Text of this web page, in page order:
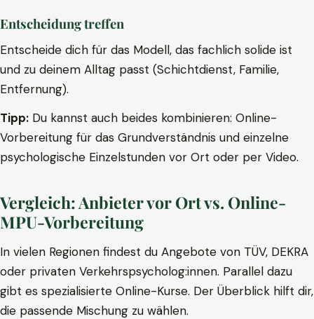
Entscheidung treffen
Entscheide dich für das Modell, das fachlich solide ist
und zu deinem Alltag passt (Schichtdienst, Familie,
Entfernung).
Tipp: Du kannst auch beides kombinieren: Online-
Vorbereitung für das Grundverständnis und einzelne
psychologische Einzelstunden vor Ort oder per Video.
Vergleich: Anbieter vor Ort vs. Online-
MPU-Vorbereitung
In vielen Regionen findest du Angebote von TÜV, DEKRA
oder privaten Verkehrspsycholog:innen. Parallel dazu
gibt es spezialisierte Online-Kurse. Der Überblick hilft dir,
die passende Mischung zu wählen.